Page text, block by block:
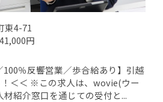
東4-71
円
100％反響営業／歩合給あり】引越
＜＜ ※この求人は、wovie(ウー
紹介窓口を通じての受付と...